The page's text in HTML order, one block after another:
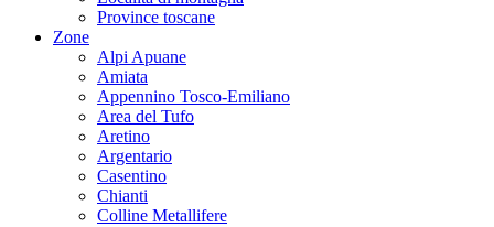
Province toscane
Zone
Alpi Apuane
Amiata
Appennino Tosco-Emiliano
Area del Tufo
Aretino
Argentario
Casentino
Chianti
Colline Metallifere